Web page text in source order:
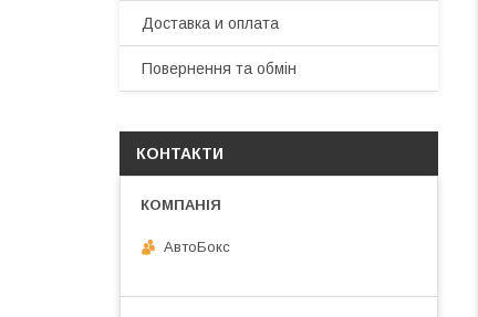
Доставка и оплата
Повернення та обмін
КОНТАКТИ
АвтоБокс